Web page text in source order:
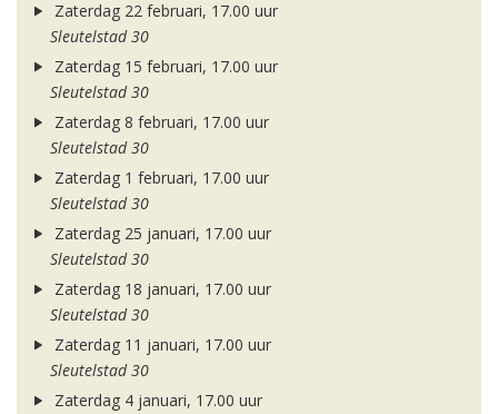
Zaterdag 22 februari, 17.00 uur
Sleutelstad 30
Zaterdag 15 februari, 17.00 uur
Sleutelstad 30
Zaterdag 8 februari, 17.00 uur
Sleutelstad 30
Zaterdag 1 februari, 17.00 uur
Sleutelstad 30
Zaterdag 25 januari, 17.00 uur
Sleutelstad 30
Zaterdag 18 januari, 17.00 uur
Sleutelstad 30
Zaterdag 11 januari, 17.00 uur
Sleutelstad 30
Zaterdag 4 januari, 17.00 uur